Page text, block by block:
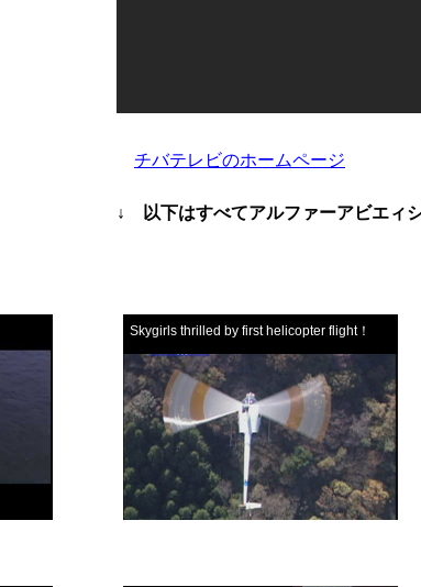
チバテレビのホームページ
↓ 以下はすべてアルファーアビエィ
Skygirls thrilled by first helicopter flight！